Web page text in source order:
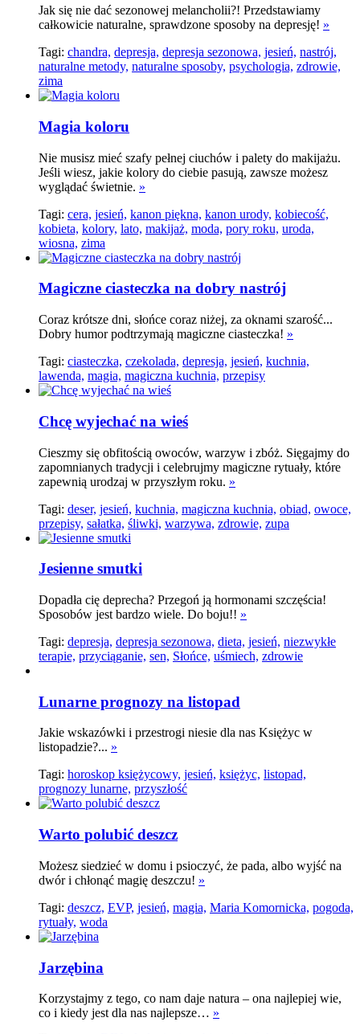
Jak się nie dać sezonowej melancholii?! Przedstawiamy
całkowicie naturalne, sprawdzone sposoby na depresję! »
Tagi: chandra, depresja, depresja sezonowa, jesień, nastrój,
naturalne metody, naturalne sposoby, psychologia, zdrowie,
zima
Magia koloru
Nie musisz mieć szafy pełnej ciuchów i palety do makijażu.
Jeśli wiesz, jakie kolory do ciebie pasują, zawsze możesz
wyglądać świetnie. »
Tagi: cera, jesień, kanon piękna, kanon urody, kobiecość,
kobieta, kolory, lato, makijaż, moda, pory roku, uroda,
wiosna, zima
Magiczne ciasteczka na dobry nastrój
Coraz krótsze dni, słońce coraz niżej, za oknami szarość...
Dobry humor podtrzymają magiczne ciasteczka! »
Tagi: ciasteczka, czekolada, depresja, jesień, kuchnia,
lawenda, magia, magiczna kuchnia, przepisy
Chcę wyjechać na wieś
Cieszmy się obfitością owoców, warzyw i zbóż. Sięgajmy do
zapomnianych tradycji i celebrujmy magiczne rytuały, które
zapewnią urodzaj w przyszłym roku. »
Tagi: deser, jesień, kuchnia, magiczna kuchnia, obiad, owoce,
przepisy, sałatka, śliwki, warzywa, zdrowie, zupa
Jesienne smutki
Dopadła cię deprecha? Przegoń ją hormonami szczęścia!
Sposobów jest bardzo wiele. Do boju!! »
Tagi: depresja, depresja sezonowa, dieta, jesień, niezwykłe
terapie, przyciąganie, sen, Słońce, uśmiech, zdrowie
Lunarne prognozy na listopad
Jakie wskazówki i przestrogi niesie dla nas Księżyc w
listopadzie?... »
Tagi: horoskop księżycowy, jesień, księżyc, listopad,
prognozy lunarne, przyszłość
Warto polubić deszcz
Możesz siedzieć w domu i psioczyć, że pada, albo wyjść na
dwór i chłonąć magię deszczu! »
Tagi: deszcz, EVP, jesień, magia, Maria Komornicka, pogoda,
rytuały, woda
Jarzębina
Korzystajmy z tego, co nam daje natura – ona najlepiej wie,
co i kiedy jest dla nas najlepsze… »